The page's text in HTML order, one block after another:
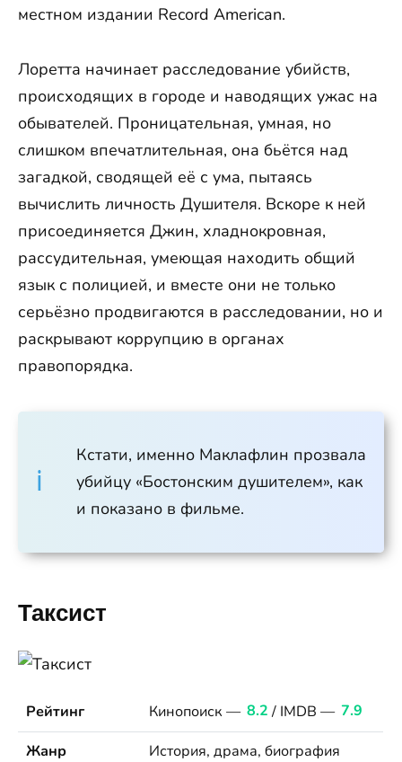
местном издании Record American.
Лоретта начинает расследование убийств,
происходящих в городе и наводящих ужас на
обывателей. Проницательная, умная, но
слишком впечатлительная, она бьётся над
загадкой, сводящей её с ума, пытаясь
вычислить личность Душителя. Вскоре к ней
присоединяется Джин, хладнокровная,
рассудительная, умеющая находить общий
язык с полицией, и вместе они не только
серьёзно продвигаются в расследовании, но и
раскрывают коррупцию в органах
правопорядка.
Кстати, именно Маклафлин прозвала
убийцу «Бостонским душителем», как
и показано в фильме.
Таксист
Рейтинг Кинопоиск — 8.2 / IMDB — 7.9
Жанр
История, драма, биография